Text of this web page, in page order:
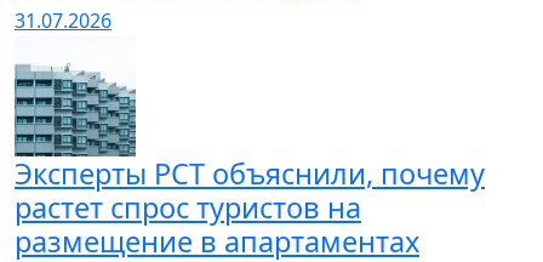
31.07.2026
Эксперты РСТ объяснили, почему
растет спрос туристов на
размещение в апартаментах